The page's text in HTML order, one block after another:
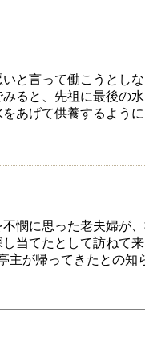
と言って働こうとし
ると、先祖に最後の
あげて供養するように
憫に思った老夫婦が
当てたとして訪ねて
主が帰ってきたとの知